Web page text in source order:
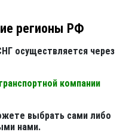
регионы РФ
осуществляется через
компании
выбрать сами либо
нами.